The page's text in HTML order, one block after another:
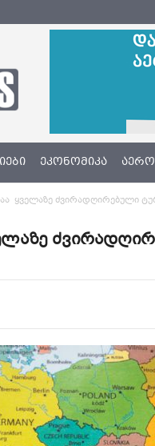
ᲔᲙᲝᲜᲝᲛᲘᲙᲐ
ყველაზე ძვირადღირებული